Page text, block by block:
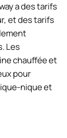
a des tarifs
et des tarifs
Les
chauffée et
pour
nique et